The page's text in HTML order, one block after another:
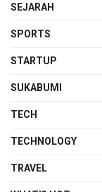
SEJARAH
SPORTS
STARTUP
SUKABUMI
TECH
TECHNOLOGY
TRAVEL